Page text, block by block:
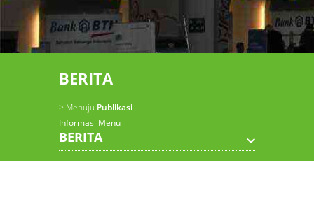
BERITA
> Menuju Publikasi
Informasi Menu
BERITA